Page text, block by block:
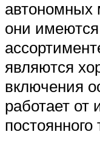
автономных
они
являются
включения
работает от
постоянного